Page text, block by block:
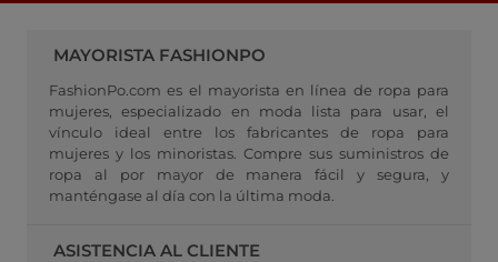
MAYORISTA FASHIONPO
FashionPo.com es el mayorista en línea de ropa para
mujeres, especializado en moda lista para usar, el
vínculo ideal entre los fabricantes de ropa para
mujeres y los minoristas. Compre sus suministros de
ropa al por mayor de manera fácil y segura, y
manténgase al día con la última moda.
ASISTENCIA AL CLIENTE